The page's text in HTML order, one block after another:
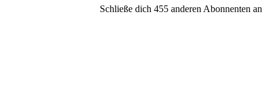
Schließe dich 455 anderen Abonnenten an